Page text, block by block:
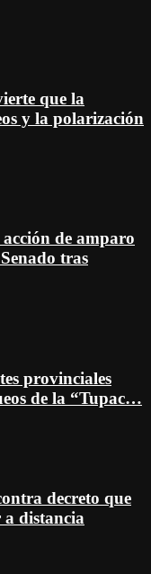
que la
y la polarización
de amparo
tras
provinciales
de la “Tupac…
decreto que
distancia